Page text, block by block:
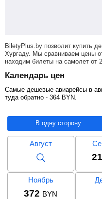
BiletyPlus.by позволит купить
Хургаду. Мы сравниваем цены
находим билеты на самолет от
Календарь цен
Самые дешевые авиарейсы в
туда обратно - 364 BYN
В одну сторону
Август
Ноябрь
372 BYN